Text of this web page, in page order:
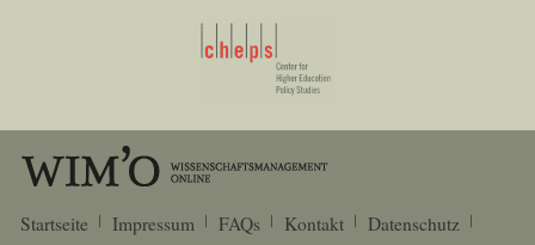
Startseite Impressum FAQs Kontakt Datenschutz